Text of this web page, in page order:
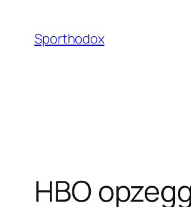
Sporthodox
HBO